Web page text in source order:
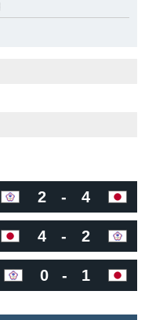
2 - 4
4 - 2
0 - 1